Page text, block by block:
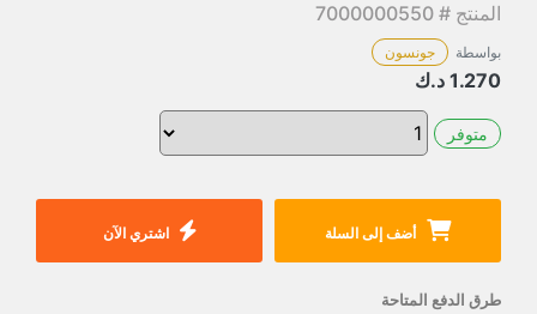
المنتج # 7000000550
بواسطة جونسون
1.270 د.ك
متوفر
أضف إلى السلة اشتري الآن
طرق الدفع المتاحة